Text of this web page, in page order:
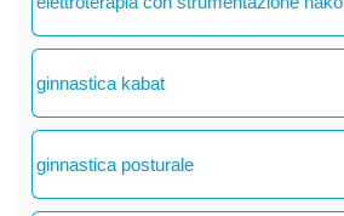
ginnastica kabat
ginnastica posturale